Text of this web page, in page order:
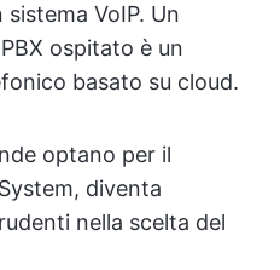
VoIP. Un
ospitato è un
basato su cloud.
optano per il
diventa
nella scelta del